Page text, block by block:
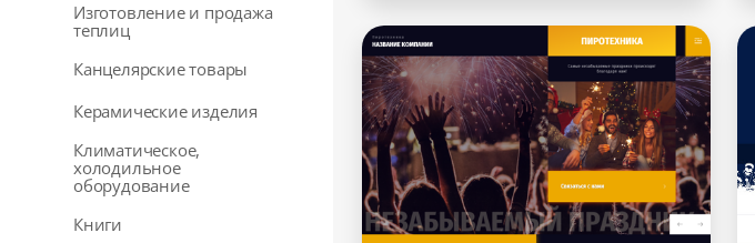
Изготовление и продажа
теплиц
Канцелярские товары
Керамические изделия
Климатическое,
холодильное
оборудование
Книги